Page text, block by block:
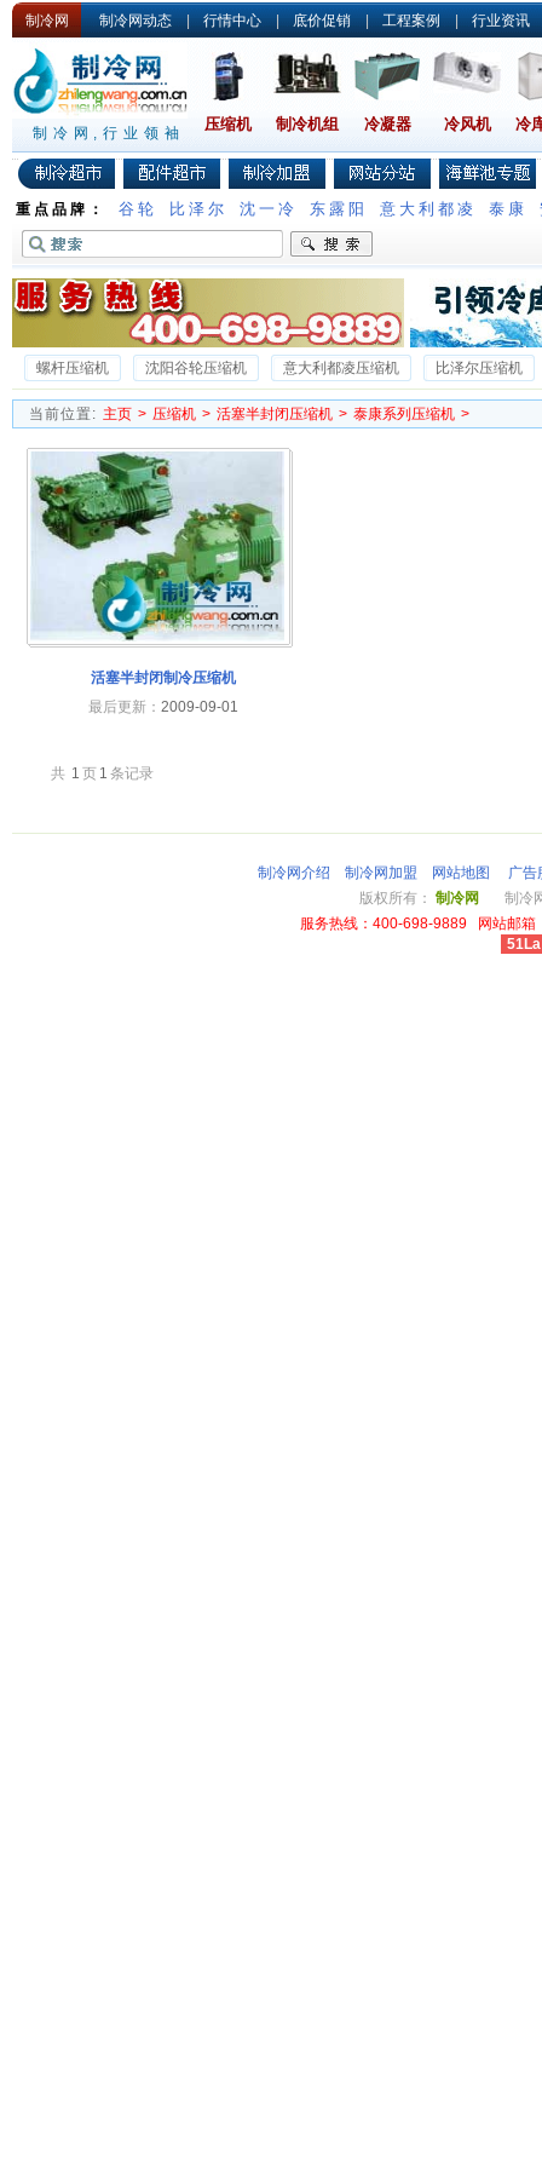
制冷网 制冷网动态 | 行情中心 | 底价促销 | 工程案例 | 行业资讯
制冷网,行业领袖 压缩机 制冷机组 冷凝器 冷风机 冷
重点品牌： 谷轮 比泽尔 沈一冷 东露阳 意大利都凌 泰康
螺杆压缩机 沈阳谷轮压缩机 意大利都凌压缩机
比泽尔压缩机
沈一冷半封闭压缩机
德国谷轮压缩机 沃克压缩机
雪梅压缩机
当前位置: 主页 > 压缩机 > 活塞半封闭压缩机 > 泰康系列压缩机 >
活塞半封闭制冷压缩机
最后更新： 2009-09-01
共 1 页 1 条记录
制冷网介绍 制冷网加盟 网站地图
广告
版权所有： 制冷网
制冷网
服务热线：400-698-9889 网站邮
51La